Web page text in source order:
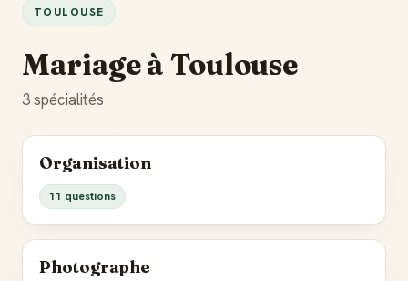
TOULOUSE
Mariage à Toulouse
3 spécialités
Organisation
11 questions
Photographe